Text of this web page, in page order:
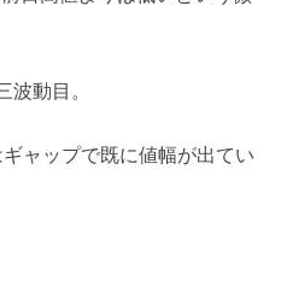
動目。
ャップで既に値幅が出てい